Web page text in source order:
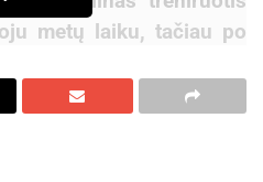
metų laiku, tačiau po
taisyklėmis.
sporto stovyklose.